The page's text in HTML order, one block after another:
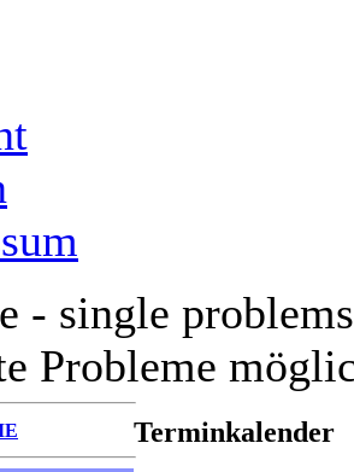
- single
Probleme
Terminkalender